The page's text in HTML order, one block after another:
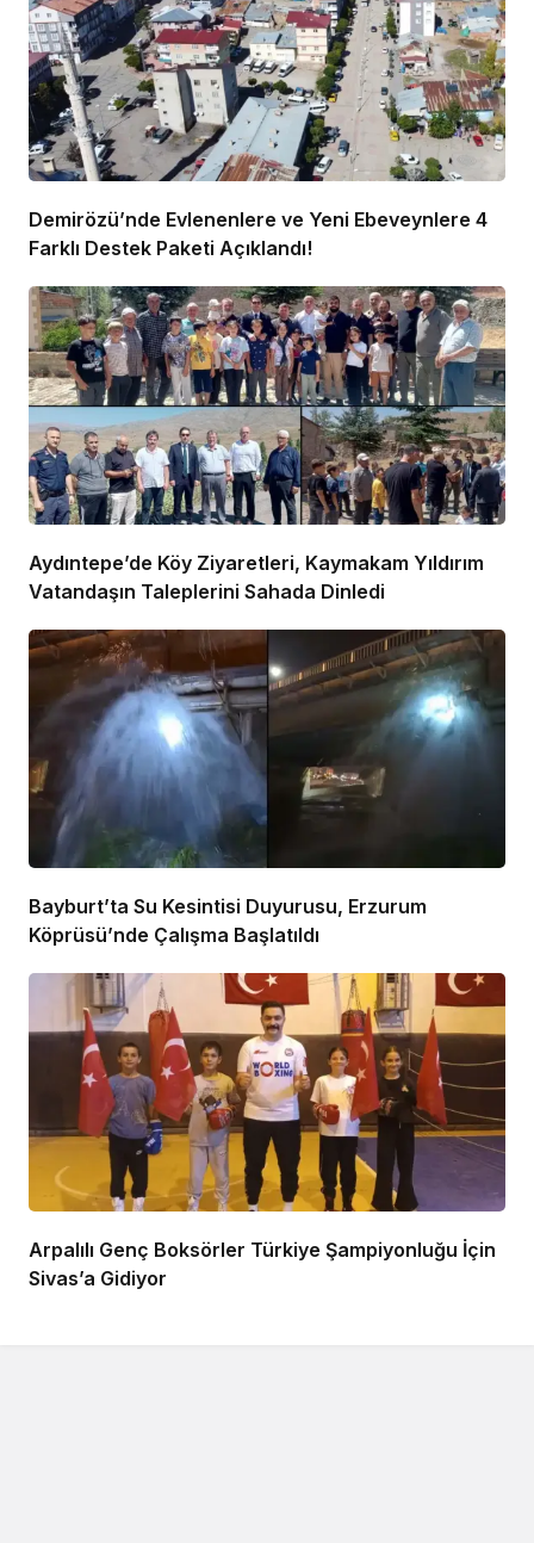
Demirözü’nde Evlenenlere ve Yeni Ebeveynlere 4
Farklı Destek Paketi Açıklandı!
Aydıntepe’de Köy Ziyaretleri, Kaymakam Yıldırım
Vatandaşın Taleplerini Sahada Dinledi
Bayburt’ta Su Kesintisi Duyurusu, Erzurum
Köprüsü’nde Çalışma Başlatıldı
Arpalılı Genç Boksörler Türkiye Şampiyonluğu İçin
Sivas’a Gidiyor